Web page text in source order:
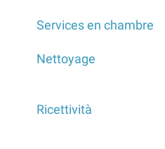
Services en chambre
Nettoyage
Ricettività